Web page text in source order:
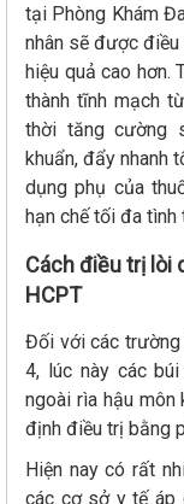
tại Phòng Khám
nhân sẽ được
hiệu quả cao hơn.
thành tĩnh mạch
thời tăng cường
khuẩn, đẩy nhanh
dụng phụ của
hạn chế tối đa tình
Cách điều trị lòi
HCPT
Đối với các
4, lúc này các
ngoài rìa hậu
định điều trị bằng
Hiện nay có rất
các cơ sở y tế áp